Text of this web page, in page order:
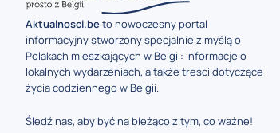
Aktualnosci.beto nowoczesny portal
informacyjny stworzony specjalnie z myślą o
Polakach mieszkających w Belgii: informacje o
lokalnych wydarzeniach, a także treści dotyczące
życia codziennego w Belgii.
Śledź nas, aby być na bieżąco z tym, co ważne!